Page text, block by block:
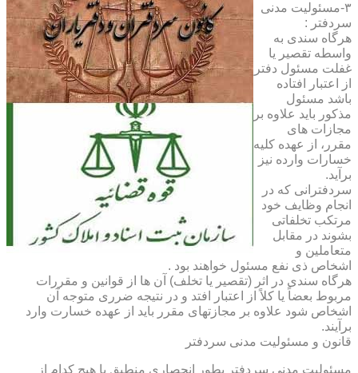
۳-مسئولیت مدنی
سردفتر :
هرگاه سندی به
واسطه تقصیر یا
غفلت مسئول دفتر
از اعتبار افتاده
باشد مسئول
مذکور باید علاوه بر
مجازات های
مقرر، از عهده کلیه
خسارات وارده نیز
برآید.
سردفترانی که در
انجام وظایف خود
مرتکب تخلفاتی
بشوند در مقابل
متعاملین و
اشخاص ذی نفع مسئول خواهند بود .
هرگاه سندی در اثر (تقصیر یا تخلف) آن ها از قوانین و مقررات
مربوط بعضاً یا کلاً از اعتبار افتد و در نتیجه ضرری متوجه آن
اشخاص شود علاوه بر مجازتهای مقرر باید از عهده خسارت وارد
برآیند.
قانون و مسئولیت مدنی سردفتر
مسئولیت مدنی سردفتر بطور انحصاری منطبق با هیچ کدام از